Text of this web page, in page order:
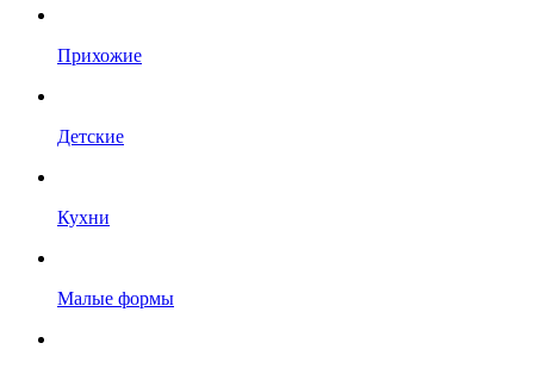
Прихожие
Детские
Кухни
Малые формы